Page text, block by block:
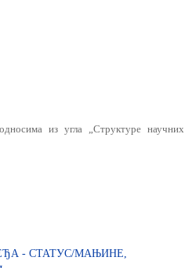
из угла „Структуре научних
- СТАТУС/МАЊИНЕ,